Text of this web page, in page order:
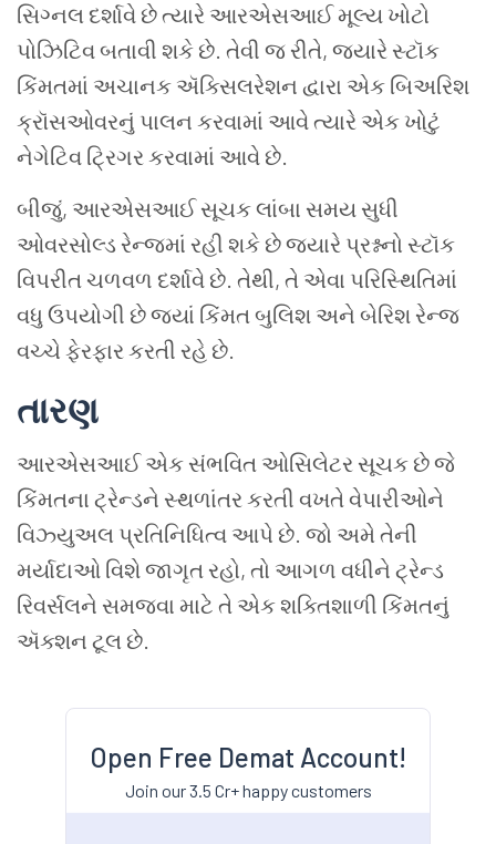
સિગ્નલદર્શાવે છેત્યારે આરએસઆઈમૂલ્યખોટો
પોઝિટિવબતાવી શકે છે. તેવી જ રીતે, જ્યારે સ્ટૉક
કિંમતમાં અચાનક ઍક્સિલરેશન દ્વારા એક બિઅરિશ
ક્રૉસઓવરનું પાલન કરવામાં આવેત્યારે એકખોટું
નેગેટિવ ટ્રિગરકરવામાં આવે છે.
બીજું, આરએસઆઈ સૂચકલાંબા સમય સુધી
ઓવરસોલ્ડ રેન્જમાં રહી શકે છેજ્યારે પ્રશ્નનો સ્ટૉક
વિપરીતચળવળ દર્શાવે છે. તેથી, તે એવા પરિસ્થિતિમાં
વધુ ઉપયોગી છેજ્યાં કિંમતબુલિશ અને બેરિશ રેન્જ
વચ્ચે ફેરફારકરતી રહે છે.
તારણ
આરએસઆઈ એક સંભવિત ઓસિલેટર સૂચક છેજે
કિંમતના ટ્રેન્ડને સ્થળાંતરકરતી વખતેવેપારીઓને
વિઝ્યુઅલ પ્રતિનિધિત્વ આપે છે. જો અમેતેની
મર્યાદાઓ વિશેજાગૃત રહો, તો આગળ વધીને ટ્રેન્ડ
રિવર્સલને સમજવા માટે તે એકશક્તિશાળી કિંમતનું
ઍક્શન ટૂલ છે.
Open Free Demat Account!
Join our 3.5 Cr+ happy customers